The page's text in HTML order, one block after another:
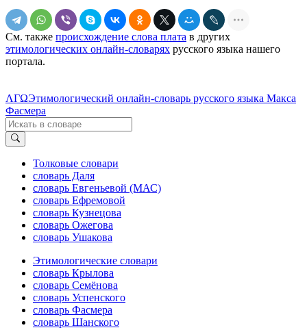
См. также происхождение слова плата в других
этимологических онлайн-словарях русского языка нашего
портала.
ΛΓΩЭтимологический онлайн-словарь русского языка Макса
Фасмера
Толковые словари
словарь Даля
словарь Евгеньевой (МАС)
словарь Ефремовой
словарь Кузнецова
словарь Ожегова
словарь Ушакова
Этимологические словари
словарь Крылова
словарь Семёнова
словарь Успенского
словарь Фасмера
словарь Шанского